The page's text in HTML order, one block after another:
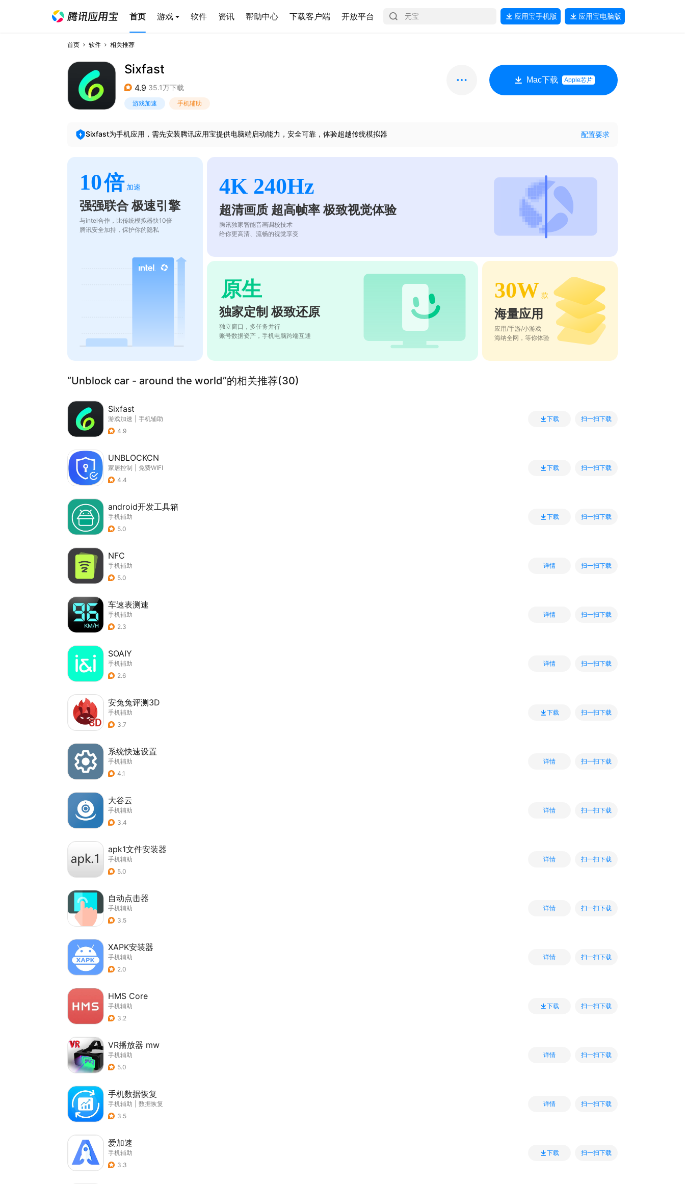
首页 游戏 软件 资讯 帮助中心 下载客户端 开放平台 应用宝手机版 应用宝电脑版
首页 软件 相关推荐
Sixfast
4.9 35.1万下载
游戏加速 手机辅助
Mac下载 Apple芯片
Sixfast为手机应用，需先安装腾讯应用宝提供电脑端启动能力，安全可靠，体验超越传统模拟器 配置要求
10倍 加速
强强联合 极速引擎
与intel合作，比传统模拟器快10倍
腾讯安全加持，保护你的隐私
4K 240Hz
超清画质 超高帧率 极致视觉体验
腾讯独家智能音画调校技术
给你更高清、流畅的视觉享受
原生
独家定制 极致还原
独立窗口，多任务并行
账号数据资产，手机电脑跨端互通
30W 款
海量应用
应用/手游/小游戏
海纳全网，等你体验
“Unblock car - around the world”的相关推荐(30)
Sixfast
游戏加速
手机辅助
4.9
下载 扫一扫下载
UNBLOCKCN
家居控制
免费WIFI
4.4
下载 扫一扫下载
android开发工具箱
手机辅助
5.0
下载 扫一扫下载
NFC
手机辅助
5.0
详情 扫一扫下载
车速表测速
手机辅助
2.3
详情 扫一扫下载
SOAIY
手机辅助
2.6
详情 扫一扫下载
安兔兔评测3D
手机辅助
3.7
下载 扫一扫下载
系统快速设置
手机辅助
4.1
详情 扫一扫下载
大谷云
手机辅助
3.4
详情 扫一扫下载
apk1文件安装器
手机辅助
5.0
详情 扫一扫下载
自动点击器
手机辅助
3.5
详情 扫一扫下载
XAPK安装器
手机辅助
2.0
详情 扫一扫下载
HMS Core
手机辅助
3.2
下载 扫一扫下载
VR播放器 mw
手机辅助
5.0
详情 扫一扫下载
手机数据恢复
手机辅助
数据恢复
3.5
详情 扫一扫下载
爱加速
手机辅助
3.3
下载 扫一扫下载